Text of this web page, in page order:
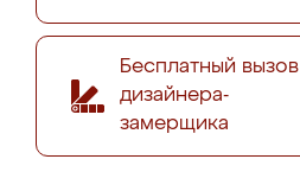
Бесплатный вызов
дизайнера-
замерщика